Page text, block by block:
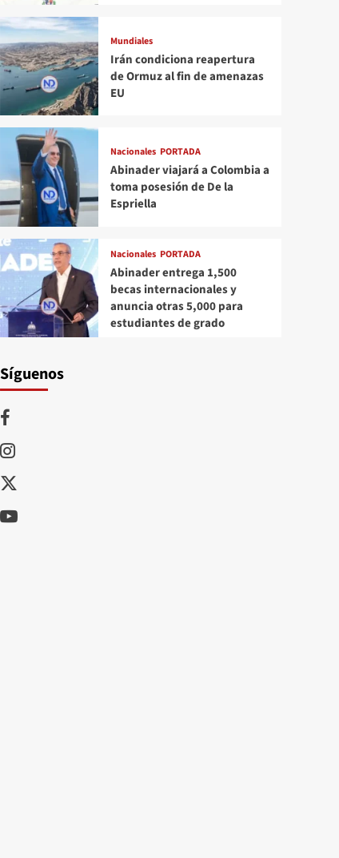
Mundiales
Irán condiciona reapertura
de Ormuz al fin de amenazas
EU
Nacionales PORTADA
Abinader viajará a Colombia a
toma posesión de De la
Espriella
Nacionales PORTADA
Abinader entrega 1,500
becas internacionales y
anuncia otras 5,000 para
estudiantes de grado
Síguenos